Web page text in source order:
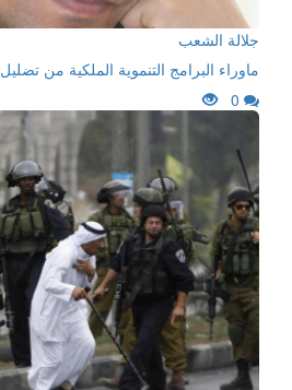
جلالة الشعب
ماوراء البرامج التنموية الملكية من تضليل ...
0